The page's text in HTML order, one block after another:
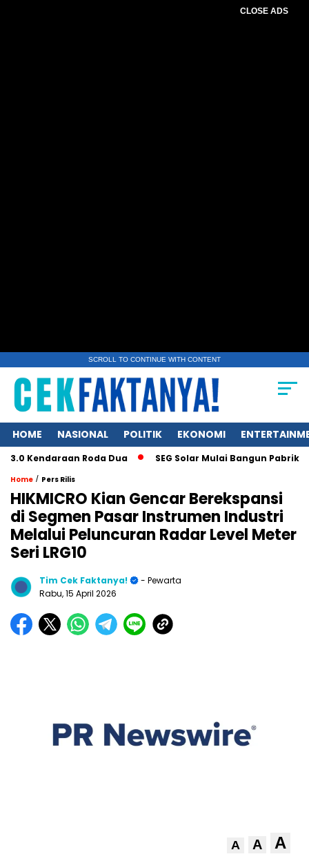
CLOSE ADS
SCROLL TO CONTINUE WITH CONTENT
HOME NASIONAL POLITIK EKONOMI
Roda Dua SEG Solar Mulai Bangun Pabrik Ingot
Home / Pers Rilis
HIKMICRO Kian Gencar Berekspansi
di Segmen Pasar Instrumen Industri
Melalui Peluncuran Radar Level Meter
Seri LRG10
Tim Cek Faktanya!
- Pewarta
Rabu, 15 April 2026
A A A